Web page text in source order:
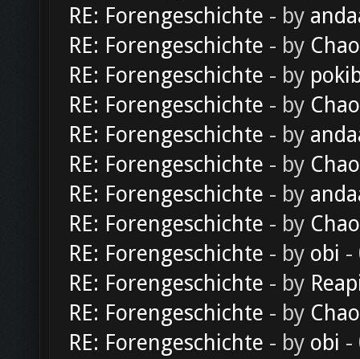
RE: Forengeschichte - by
RE: Forengeschichte - by
RE: Forengeschichte - by
RE: Forengeschichte - by
RE: Forengeschichte - by
RE: Forengeschichte - by
RE: Forengeschichte - by
RE: Forengeschichte - by
RE: Forengeschichte - by obi -
RE: Forengeschichte - by
RE: Forengeschichte - by
RE: Forengeschichte - by obi -